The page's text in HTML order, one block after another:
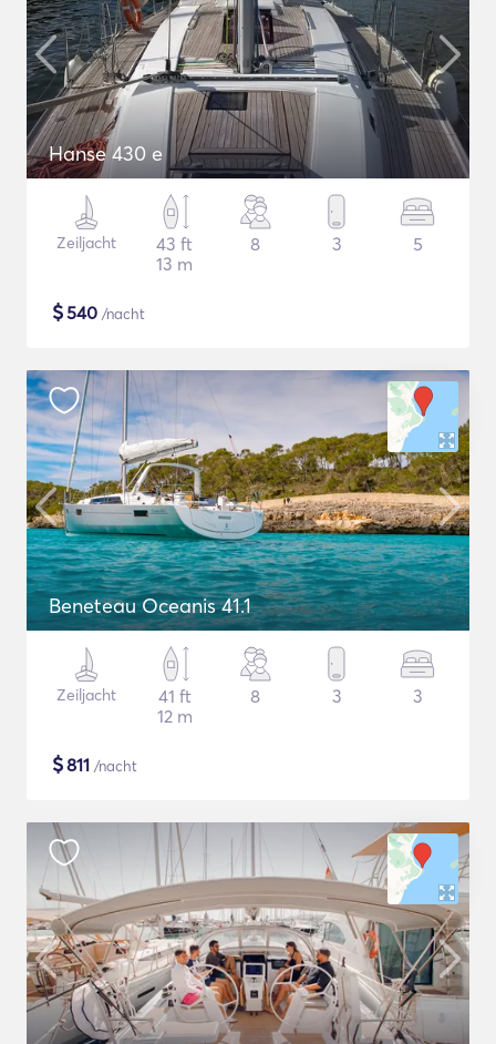
Hanse 430 e
Zeiljacht
43 ft
13 m
8 3 5
$540 /nacht
Beneteau Oceanis 41.1
Zeiljacht
41 ft
12 m
8 3 3
$811 /nacht